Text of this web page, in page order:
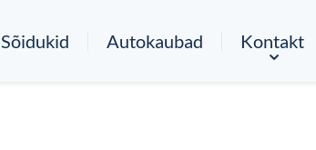
Sõidukid Autokaubad Kontakt